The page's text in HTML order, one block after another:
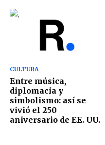
CULTURA
Entre música,
diplomacia y
simbolismo: así se
vivió el 250
aniversario de EE. UU.